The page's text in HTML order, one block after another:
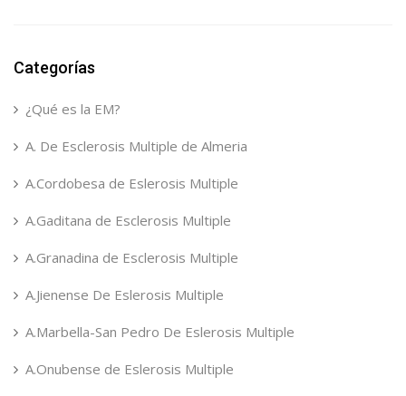
Categorías
¿Qué es la EM?
A. De Esclerosis Multiple de Almeria
A.Cordobesa de Eslerosis Multiple
A.Gaditana de Esclerosis Multiple
A.Granadina de Esclerosis Multiple
A.Jienense De Eslerosis Multiple
A.Marbella-San Pedro De Eslerosis Multiple
A.Onubense de Eslerosis Multiple